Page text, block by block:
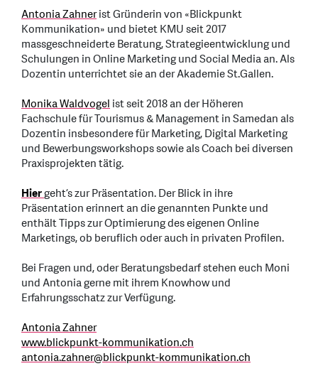
Antonia Zahnerist Gründerin von «Blickpunkt
Kommunikation» und bietet KMU seit 2017
massgeschneiderte Beratung, Strategieentwicklung und
Schulungen in Online Marketing und Social Media an. Als
Dozentin unterrichtet sie an der Akademie St.Gallen.
Monika Waldvogel ist seit 2018 an der Höheren
Fachschule für Tourismus & Management in Samedan als
Dozentin insbesondere für Marketing, Digital Marketing
und Bewerbungsworkshops sowie als Coach bei diversen
Praxisprojekten tätig.
Hiergeht’s zur Präsentation. Der Blick in ihre
Präsentation erinnert an die genannten Punkte und
enthält Tipps zur Optimierung des eigenen Online
Marketings, ob beruflich oder auch in privaten Profilen.
Bei Fragen und, oder Beratungsbedarf stehen euch Moni
und Antonia gerne mit ihrem Knowhow und
Erfahrungsschatz zur Verfügung.
Antonia Zahner
www.blickpunkt-kommunikation.ch
antonia.zahner@blickpunkt-kommunikation.ch